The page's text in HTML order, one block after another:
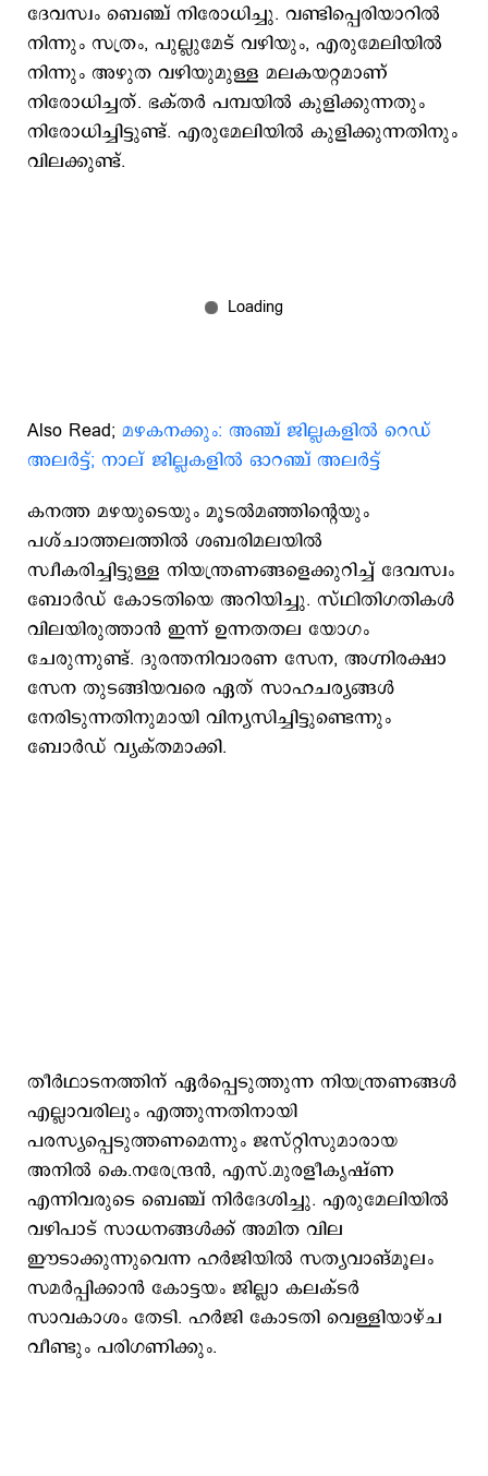
ദേവസ്വം ബെഞ്ച് നിരോധിച്ചു. വണ്ടിപ്പെരിയാറിൽ
നിന്നും സത്രം, പുല്ലുമേട് വഴിയും, എരുമേലിയിൽ
നിന്നും അഴുത വഴിയുമുള്ള മലകയറ്റമാണ്
നിരോധിച്ചത്. ഭക്തർ പമ്പയിൽ കുളിക്കുന്നതും
നിരോധിച്ചിട്ടുണ്ട്. എരുമേലിയിൽ കുളിക്കുന്നതിനും
വിലക്കുണ്ട്.
Also Read; മഴകനക്കും: അഞ്ച് ജില്ലകളില്‍ റെഡ്
അലര്‍ട്ട്; നാല് ജില്ലകളില്‍ ഓറഞ്ച് അലര്‍ട്ട്
കനത്ത മഴയുടെയും മൂടൽമഞ്ഞിന്റെയും
പശ്ചാത്തലത്തിൽ ശബരിമലയിൽ
സ്വീകരിച്ചിട്ടുള്ള നിയന്ത്രണങ്ങളെക്കുറിച്ച് ദേവസ്വം
ബോർഡ് കോടതിയെ അറിയിച്ചു. സ്ഥിതിഗതികൾ
വിലയിരുത്താൻ ഇന്ന് ഉന്നതതല യോഗം
ചേരുന്നുണ്ട്. ദുരന്തനിവാരണ സേന, അഗ്നിരക്ഷാ
സേന തുടങ്ങിയവരെ ഏത് സാഹചര്യങ്ങൾ
നേരിടുന്നതിനുമായി വിന്യസിച്ചിട്ടുണ്ടെന്നും
ബോർഡ് വ്യക്തമാക്കി.
തീർഥാടനത്തിന് ഏർപ്പെടുത്തുന്ന നിയന്ത്രണങ്ങൾ
എല്ലാവരിലും എത്തുന്നതിനായി
പരസ്യപ്പെടുത്തണമെന്നും ജസ്റ്റിസുമാരായ
അനിൽ കെ.നരേന്ദ്രൻ, എസ്.മുരളീകൃഷ്ണ
എന്നിവരുടെ ബെഞ്ച് നിർദേശിച്ചു. എരുമേലിയിൽ
വഴിപാട് സാധനങ്ങൾക്ക് അമിത വില
ഈടാക്കുന്നുവെന്ന ഹർജിയിൽ സത്യവാങ്മൂലം
സമർപ്പിക്കാൻ കോട്ടയം ജില്ലാ കലക്ടർ
സാവകാശം തേടി. ഹർജി കോടതി വെള്ളിയാഴ്ച
വീണ്ടും പരിഗണിക്കും.